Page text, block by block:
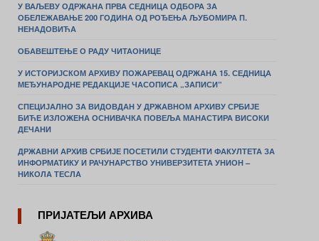
У ВАЉЕВУ ОДРЖАНА ПРВА СЕДНИЦА ОДБОРА ЗА
ОБЕЛЕЖАВАЊЕ 200 ГОДИНА ОД РОЂЕЊА ЉУБОМИРА П.
НЕНАДОВИЋА
ОБАВЕШТЕЊЕ О РАДУ ЧИТАОНИЦЕ
У ИСТОРИЈСКОМ АРХИВУ ПОЖАРЕВАЦ ОДРЖАНА 15. СЕДНИЦА
МЕЂУНАРОДНЕ РЕДАКЦИЈЕ ЧАСОПИСА „ЗАПИСИ”
СПЕЦИЈАЛНО ЗА ВИДОВДАН У ДРЖАВНОМ АРХИВУ СРБИЈЕ
БИЋЕ ИЗЛОЖЕНА ОСНИВАЧКА ПОВЕЉА МАНАСТИРА ВИСОКИ
ДЕЧАНИ
ДРЖАВНИ АРХИВ СРБИЈЕ ПОСЕТИЛИ СТУДЕНТИ ФАКУЛТЕТА ЗА
ИНФОРМАТИКУ И РАЧУНАРСТВО УНИВЕРЗИТЕТА УНИОН –
НИКОЛА ТЕСЛА
ПРИЈАТЕЉИ АРХИВА